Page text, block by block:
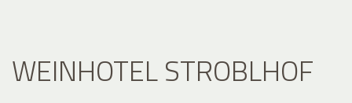
WEINHOTEL STROBLHOF